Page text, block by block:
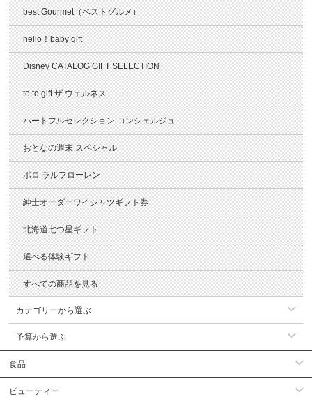
best Gourmet（ベストグルメ）
hello！baby gift
Disney CATALOG GIFT SELECTION
to to gift ザ ウェルネス
ハートフルセレクション コンシェルジュ
おとなの週末 スペシャル
ポロ ラルフローレン
紳士オーダーワイシャツギフト券
北海道七つ星ギフト
選べる体験ギフト
すべての商品を見る
カテゴリーから選ぶ
予算から選ぶ
食品
ビューティー